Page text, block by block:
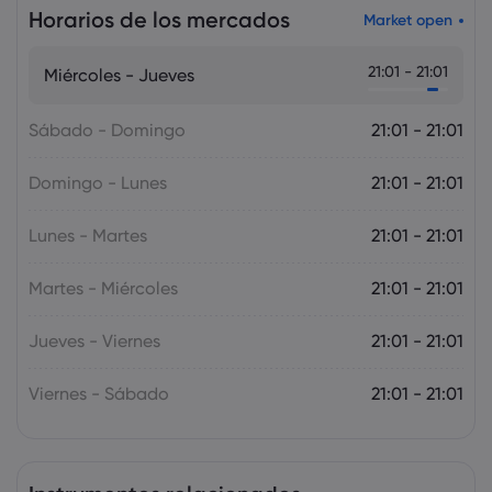
Adelanto semanal: Los datos de
Horarios de los mercados Market open
Miércoles - Jueves 21:01 - 21:01
Sábado - Domingo 21:01 - 21:01
Domingo - Lunes 21:01 - 21:01
Lunes - Martes 21:01 - 21:01
Martes - Miércoles 21:01 - 21:01
Jueves - Viernes 21:01 - 21:01
Viernes - Sábado 21:01 - 21:01